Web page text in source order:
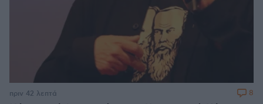
πριν 42 λεπτά 8